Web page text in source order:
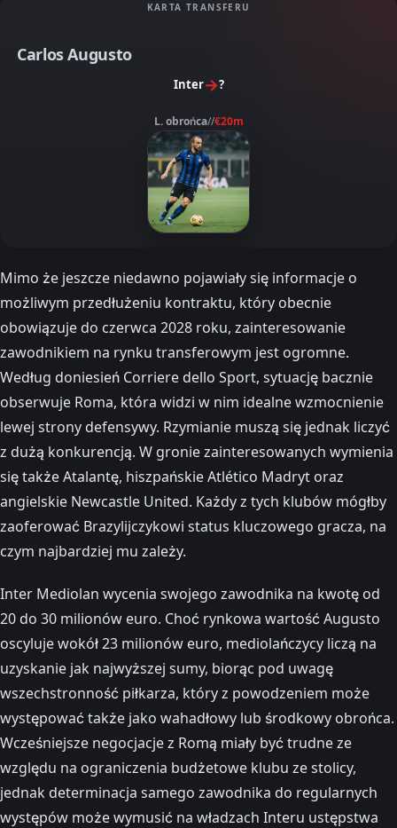
KARTA TRANSFERU
Carlos Augusto
Inter→?
L. obrońca//€20m
Mimo że jeszcze niedawno pojawiały się informacje o
możliwym przedłużeniu kontraktu, który obecnie
obowiązuje do czerwca 2028 roku, zainteresowanie
zawodnikiem na rynku transferowym jest ogromne.
Według doniesień Corriere dello Sport, sytuację bacznie
obserwuje Roma, która widzi w nim idealne wzmocnienie
lewej strony defensywy. Rzymianie muszą się jednak liczyć
z dużą konkurencją. W gronie zainteresowanych wymienia
się także Atalantę, hiszpańskie Atlético Madryt oraz
angielskie Newcastle United. Każdy z tych klubów mógłby
zaoferować Brazylijczykowi status kluczowego gracza, na
czym najbardziej mu zależy.
Inter Mediolan wycenia swojego zawodnika na kwotę od
20 do 30 milionów euro. Choć rynkowa wartość Augusto
oscyluje wokół 23 milionów euro, mediolańczycy liczą na
uzyskanie jak najwyższej sumy, biorąc pod uwagę
wszechstronność piłkarza, który z powodzeniem może
występować także jako wahadłowy lub środkowy obrońca.
Wcześniejsze negocjacje z Romą miały być trudne ze
względu na ograniczenia budżetowe klubu ze stolicy,
jednak determinacja samego zawodnika do regularnych
występów może wymusić na władzach Interu ustępstwa